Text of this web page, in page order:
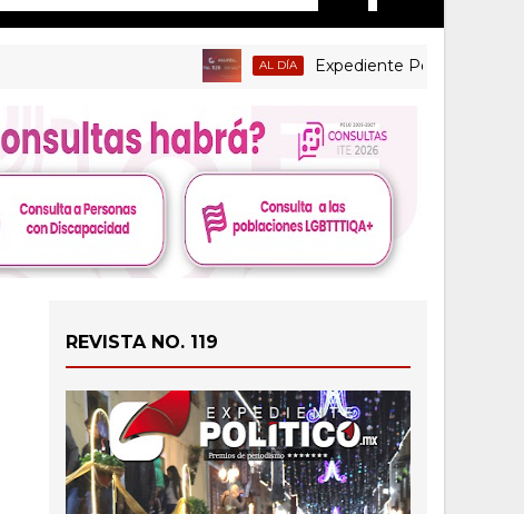
AL DÍA Expediente Político.Mx no 1126
REVISTA NO. 119